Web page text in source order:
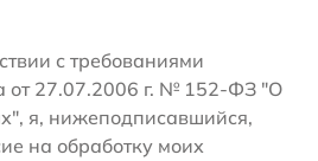
с требованиями
от 27.07.2006 г. № 152-ФЗ "О
я, нижеподписавшийся,
на обработку моих